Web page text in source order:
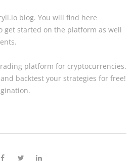
blog. You will find here
get started on the platform as well
platform for cryptocurrencies.
backtest your strategies for free!